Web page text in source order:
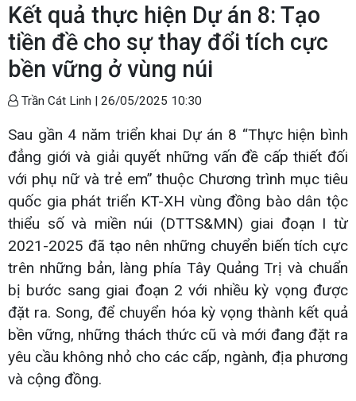
Kết quả thực hiện Dự án 8: Tạo
tiền đề cho sự thay đổi tích cực
bền vững ở vùng núi
Trần Cát Linh | 26/05/2025 10:30
Sau gần 4 năm triển khai Dự án 8 “Thực hiện bình
đẳng giới và giải quyết những vấn đề cấp thiết đối
với phụ nữ và trẻ em” thuộc Chương trình mục tiêu
quốc gia phát triển KT-XH vùng đồng bào dân tộc
thiểu số và miền núi (DTTS&MN) giai đoạn I từ
2021-2025 đã tạo nên những chuyển biến tích cực
trên những bản, làng phía Tây Quảng Trị và chuẩn
bị bước sang giai đoạn 2 với nhiều kỳ vọng được
đặt ra. Song, để chuyển hóa kỳ vọng thành kết quả
bền vững, những thách thức cũ và mới đang đặt ra
yêu cầu không nhỏ cho các cấp, ngành, địa phương
và cộng đồng.